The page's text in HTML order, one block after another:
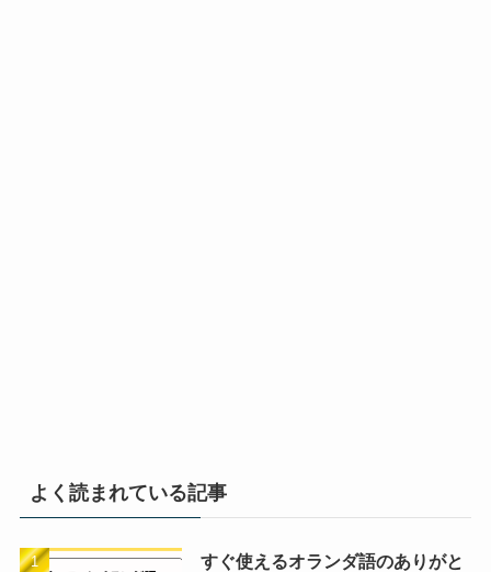
よく読まれている記事
すぐ使えるオランダ語のありがと